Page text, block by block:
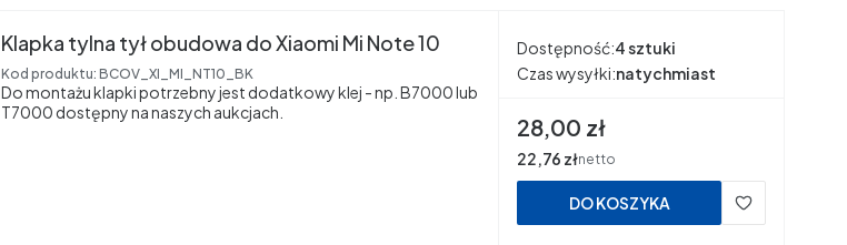
Klapka tylna tył obudowa do Xiaomi Mi Note 10
Kod produktu: BCOV_XI_MI_NT10_BK
Do montażu klapki potrzebny jest dodatkowy klej - np. B7000 lub
T7000 dostępny na naszych aukcjach.
Dostępność:4 sztuki
Czas wysyłki:natychmiast
Cena
28,00 zł
Cena
22,76 złnetto
DO KOSZYKA